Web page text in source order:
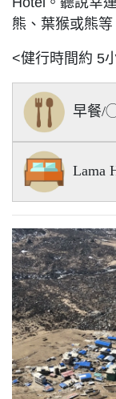
熊、葉猴或熊等
<健行時間約 5
早
Lama